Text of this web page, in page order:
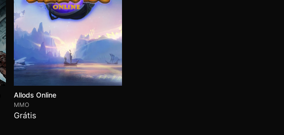
Allods Online
MMO
Grátis